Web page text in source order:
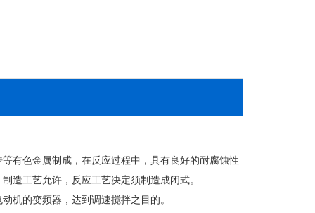
有色金属制成，在反应过程中，具有良好的耐腐蚀性
造工艺允许，反应工艺决定须制造成闭式。
的变频器，达到调速搅拌之目的。